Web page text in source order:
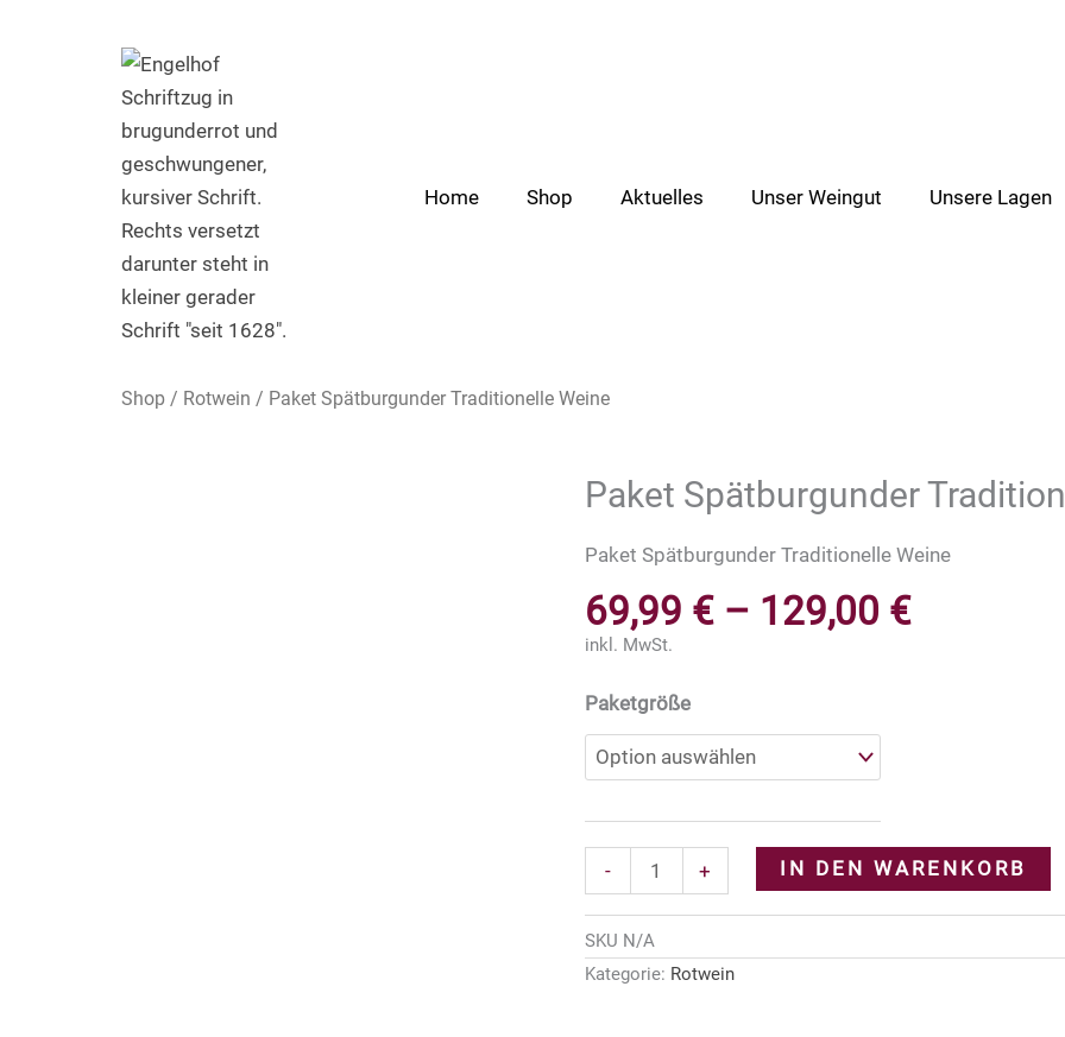
Home Shop Aktuelles Unser Weingut Unsere Lagen
Shop / Rotwein / Paket Spätburgunder Traditionelle Weine
Paket Spätburgunder
Paket Spätburgunder Traditionelle Weine
69,99 €– 129,00 €
inkl. MwSt.
Paketgröße
-
Paket
Spätburgunder
Traditionelle
+
IN DEN WARENKORB
SKU N/A
Kategorie: Rotwein